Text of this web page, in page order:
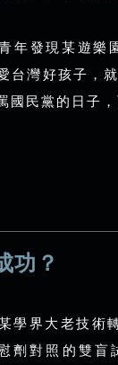
年發現某遊樂
台灣好孩子，
國民黨的日子
功？
學界大老技
劑對照的雙